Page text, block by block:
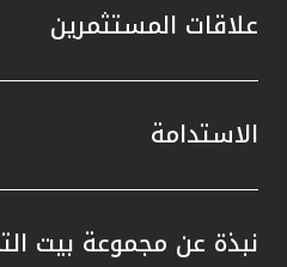
علاقات المستثمرين
الاستدامة
نبذة عن مجموعة بيت